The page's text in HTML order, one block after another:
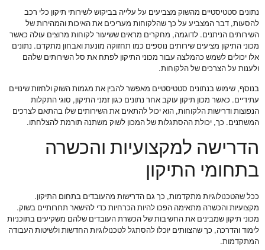
נתונים סטטיסטיים מהשוק מצביעים על עלייה בביקוש לשירותי תיקון כלי רכב
להסעות, דבר המצביע על כך שהלקוחות מעריכים את האיכות והמהירות של
השירותים הניתנים. לדוגמה, מחקרים מראים ששיעור לקוחות מרוצים עולה כאשר
מכוני התיקון מציעים שירותים נוספים כמו תחזוקה מונעת ואבחון מתקדם. נתונים
אלו יכולים לשמש כהמלצה עבור מכוני התיקון לפתח את סל השירותים שלהם
ולענות על הצרכים של הלקוחות.
בנוסף, שימוש בנתונים סטטיסטיים מאפשר להבין את מגמות השוק ולחזות שינויים
עתידיים. כאשר מכון תיקון עוקב אחר נתונים כגון זמני התיקון, סוגי התקלות
הנפוצות ודרישות הלקוחות, הוא יכול להתאים את השירותים שלו בהתאם לצרכים
המשתנים. כך, יכולת ההסתגלות של המכון לשוק משתנה תורמת להצלחתו.
הדרישה למקצועיות והכשרה
בתחומי התיקון
ככל שהטכנולוגיות מתקדמות, כך גם הדרישות מהעובדים בתחום התיקון.
מקצועיות והכשרה מתאימה הפכו להיות הכרחיות כדי להישאר תחרותיים בשוק.
מכוני תיקון שמבינים את החשיבות של הכשרת העובדים שלהם משקיעים בתוכניות
לימוד והדרכה, כך שהצוותים יוכלו להסתגל לטכנולוגיות החדשות ולשיטות העבודה
המתקדמות.